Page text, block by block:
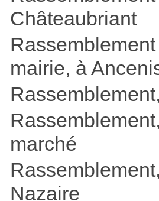
Châteaubriant
mairie, à
marché
Nazaire